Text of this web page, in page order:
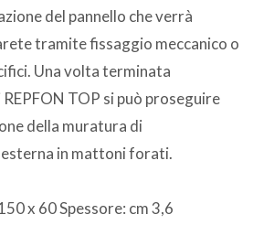
del pannello che verrà
tramite fissaggio meccanico o
Una volta terminata
REPFON TOP si può proseguire
della muratura di
in mattoni forati.
x 60 Spessore: cm 3,6